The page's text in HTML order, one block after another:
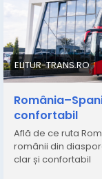
ce-elitur-
alegerea nu
încredere,
la cei dragi fără
sentimentul că
https://elitur-
spania-mai-
acasa/
ELITUR-TRANS.RO
confortabil
Află de ce ruta
românii din
clar și confortabil